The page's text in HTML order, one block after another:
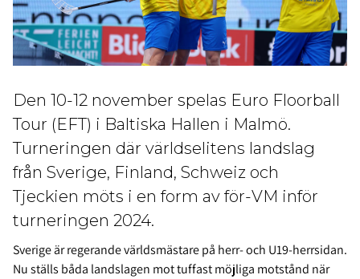
Den 10-12 november spelas Euro Floorball
Tour (EFT) i Baltiska Hallen i Malmö.
Turneringen där världselitens landslag
från Sverige, Finland, Schweiz och
Tjeckien möts i en form av för-VM inför
turneringen 2024.
Sverige är regerande världsmästare på herr- och U19-herrsidan.
Nu ställs båda landslagen mot tuffast möjliga motstånd när